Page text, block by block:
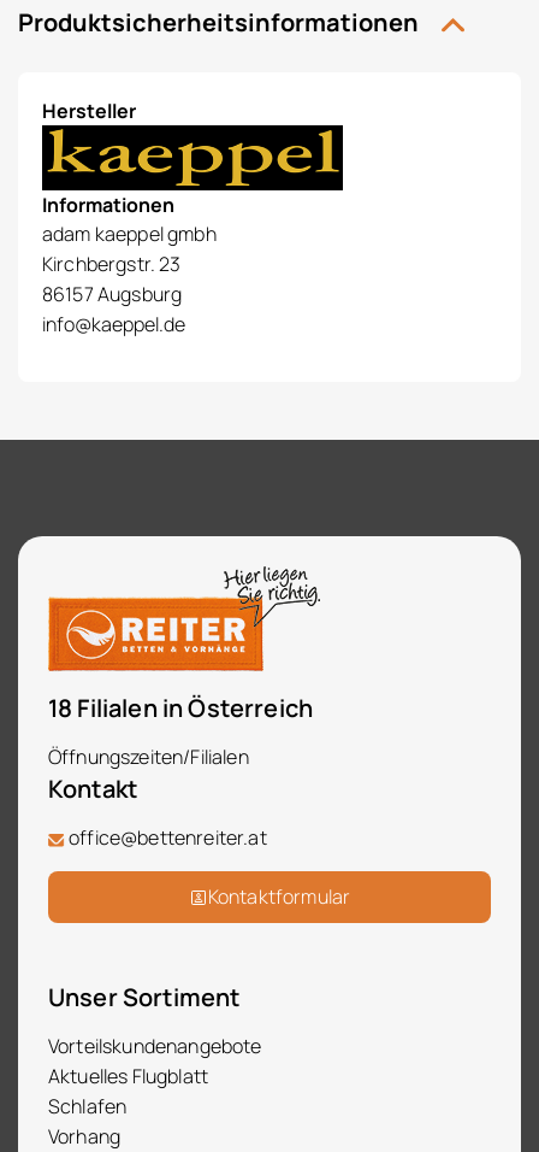
Produktsicherheitsinformationen
Hersteller
Informationen
adam kaeppel gmbh
Kirchbergstr. 23
86157 Augsburg
info@kaeppel.de
18 Filialen in Österreich
Öffnungszeiten/Filialen
Kontakt
office@bettenreiter.at
Kontaktformular
Unser Sortiment
Vorteilskundenangebote
Aktuelles Flugblatt
Schlafen
Vorhang